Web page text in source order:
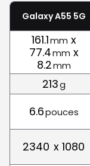
Galaxy A55 5G
161.1mm x
77.4mm x
8.2mm
213g
6.6pouces
2340 x 1080